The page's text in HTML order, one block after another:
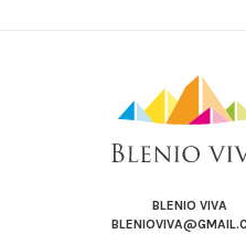
BLENIO VIVA